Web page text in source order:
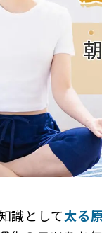
識として太る